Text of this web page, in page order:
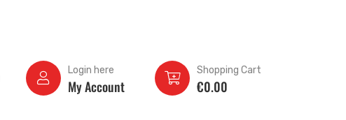
Login here
My Account
Shopping Cart
€0.00